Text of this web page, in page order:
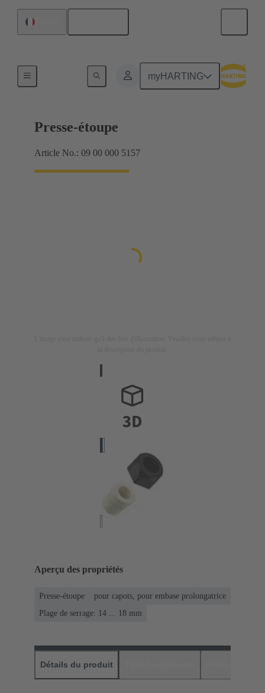
myHARTING
Presse-étoupes
Presse-étoupe
Article No.: 09 00 000 5157
Aperçu des propriétés
Presse-étoupe
pour capots, pour embase prolongatrice
Plage de serrage: 14 ... 18 mm
Détails du produit